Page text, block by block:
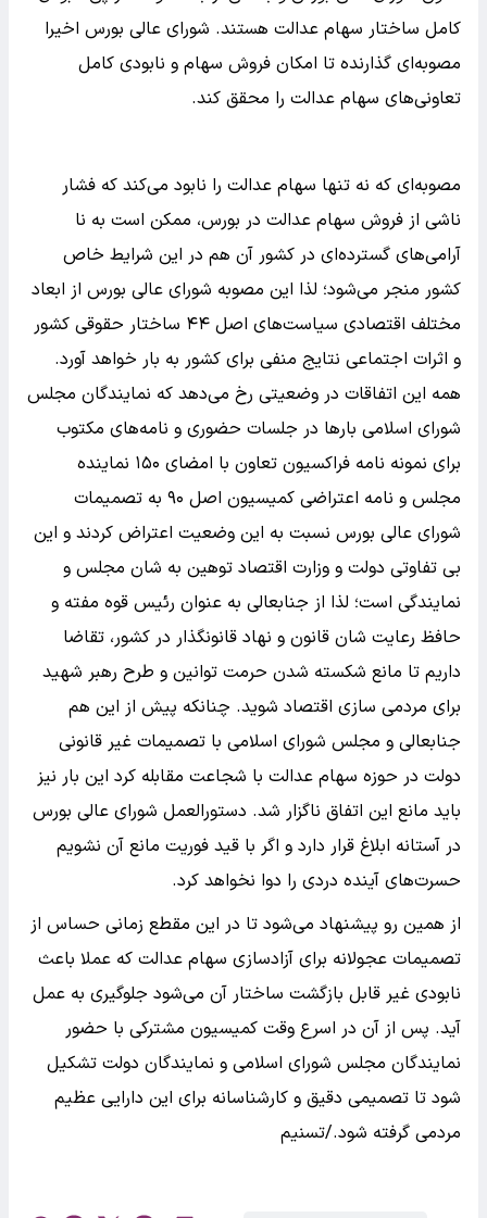
کامل ساختار سهام عدالت هستند. شورای عالی بورس اخیرا
مصوبه‌ای گذارنده تا امکان فروش سهام و نابودی کامل
تعاونی‌های سهام عدالت را محقق کند.
مصوبه‌ای که نه تنها سهام عدالت را نابود می‌کند که فشار
ناشی از فروش سهام عدالت در بورس، ممکن است به نا
آرامی‌های گسترده‌ای در کشور آن هم در این شرایط خاص
کشور منجر می‌شود؛ لذا این مصوبه شورای عالی بورس از ابعاد
مختلف اقتصادی سیاست‌های اصل ۴۴ ساختار حقوقی کشور
و اثرات اجتماعی نتایج منفی برای کشور به بار خواهد آورد.
همه این اتفاقات در وضعیتی رخ می‌دهد که نمایندگان مجلس
شورای اسلامی بار‌ها در جلسات حضوری و نامه‌های مکتوب
برای نمونه نامه فراکسیون تعاون با امضای ۱۵۰ نماینده
مجلس و نامه اعتراضی کمیسیون اصل ۹۰ به تصمیمات
شورای عالی بورس نسبت به این وضعیت اعتراض کردند و این
بی تفاوتی دولت و وزارت اقتصاد توهین به شان مجلس و
نمایندگی است؛ لذا از جنابعالی به عنوان رئیس قوه مفته و
حافظ رعایت شان قانون و نهاد قانونگذار در کشور، تقاضا
داریم تا مانع شکسته شدن حرمت توانین و طرح رهبر شهید
برای مردمی سازی اقتصاد شوید. چنانکه پیش از این هم
جنابعالی و مجلس شورای اسلامی با تصمیمات غیر قانونی
دولت در حوزه سهام عدالت با شجاعت مقابله کرد این بار نیز
باید مانع این اتفاق ناگزار شد. دستورالعمل شورای عالی بورس
در آستانه ابلاغ قرار دارد و اگر با قید فوریت مانع آن نشویم
حسرت‌های آینده دردی را دوا نخواهد کرد.
از همین رو پیشنهاد می‌شود تا در این مقطع زمانی حساس از
تصمیمات عجولانه برای آزادسازی سهام عدالت که عملا باعث
نابودی غیر قابل بازگشت ساختار آن می‌شود جلوگیری به عمل
آید. پس از آن در اسرع وقت کمیسیون مشترکی با حضور
نمایندگان مجلس شورای اسلامی و نمایندگان دولت تشکیل
شود تا تصمیمی دقیق و کارشناسانه برای این دارایی عظیم
مردمی گرفته شود./تسنیم